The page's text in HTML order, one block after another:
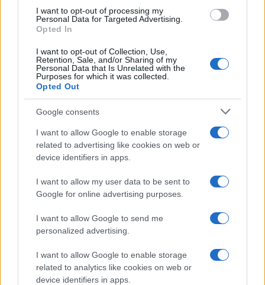
I want to opt-out of processing my
Personal Data for Targeted Advertising.
Opted In
I want to opt-out of Collection, Use,
Retention, Sale, and/or Sharing of my
Personal Data that Is Unrelated with the
Purposes for which it was collected.
Opted Out
Google consents
I want to allow Google to enable storage
related to advertising like cookies on web or
device identifiers in apps.
I want to allow my user data to be sent to
Google for online advertising purposes.
I want to allow Google to send me
personalized advertising.
I want to allow Google to enable storage
related to analytics like cookies on web or
device identifiers in apps.
ESG NEWS
Sanità sarda e transizione verde: tra case della
comunità, industria farmaceutica e tensioni politiche
Ilaria Galli · 15 Giu 2026